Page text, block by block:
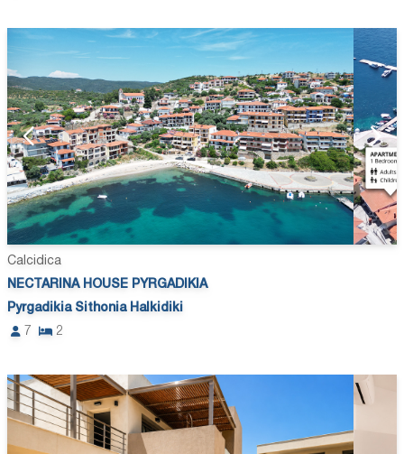
Calcidica
NECTARINA HOUSE PYRGADIKIA
Pyrgadikia Sithonia Halkidiki
7
2